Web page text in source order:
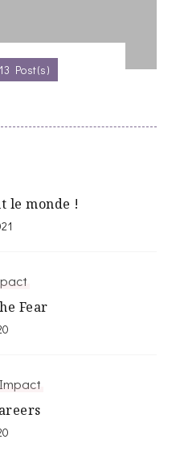
13 Post(s)
le monde !
Fear
Impact